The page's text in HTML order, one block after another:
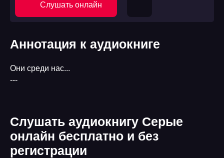
Слушать онлайн
Аннотация к аудиокниге
Они среди нас...
---
Слушать аудиокнигу Серые
онлайн бесплатно и без
регистрации